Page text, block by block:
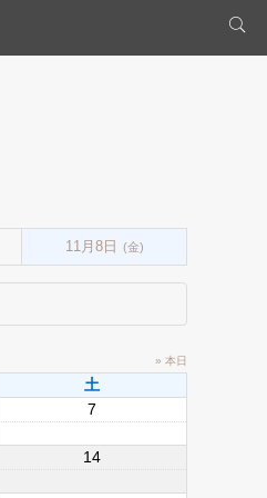
11月8日 (金)
» 本日
土
7
14